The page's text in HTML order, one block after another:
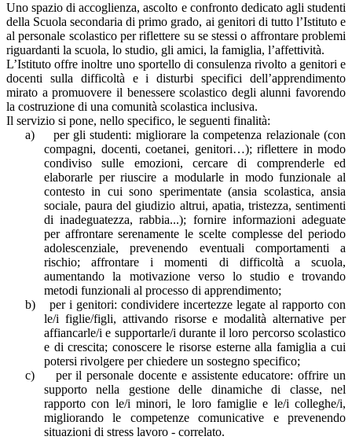
Uno spazio di accoglienza, ascolto e confronto dedicato agli studenti
della Scuola secondaria di primo grado, ai genitori di tutto l’Istituto e
al personale scolastico per riflettere su se stessi o affrontare problemi
riguardanti la scuola, lo studio, gli amici, la famiglia, l’affettività.
L’Istituto offre inoltre uno sportello di consulenza rivolto a genitori e
docenti sulla difficoltà e i disturbi specifici dell’apprendimento
mirato a promuovere il benessere scolastico degli alunni favorendo
la costruzione di una comunità scolastica inclusiva.
Il servizio si pone, nello specifico, le seguenti finalità:
a)
per gli studenti: migliorare la competenza relazionale (con
compagni, docenti, coetanei, genitori…); riflettere in modo
condiviso sulle emozioni, cercare di comprenderle ed
elaborarle per riuscire a modularle in modo funzionale al
contesto in cui sono sperimentate (ansia scolastica, ansia
sociale, paura del giudizio altrui, apatia, tristezza, sentimenti
di inadeguatezza, rabbia...); fornire informazioni adeguate
per affrontare serenamente le scelte complesse del periodo
adolescenziale, prevenendo eventuali comportamenti a
rischio; affrontare i momenti di difficoltà a scuola,
aumentando la motivazione verso lo studio e trovando
metodi funzionali al processo di apprendimento;
b)
per i genitori: condividere incertezze legate al rapporto con
le/i figlie/figli, attivando risorse e modalità alternative per
affiancarle/i e supportarle/i durante il loro percorso scolastico
e di crescita; conoscere le risorse esterne alla famiglia a cui
potersi rivolgere per chiedere un sostegno specifico;
c)
per il personale docente e assistente educatore: offrire un
supporto nella gestione delle dinamiche di classe, nel
rapporto con le/i minori, le loro famiglie e le/i colleghe/i,
migliorando le competenze comunicative e prevenendo
situazioni di stress lavoro - correlato.